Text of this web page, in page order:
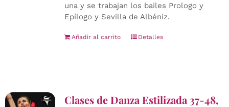
una y se trabajan los bailes Prologo y
Epílogo y Sevilla de Albéniz.
Añadir al carrito Detalles
Clases de Danza Estilizada 37-48,